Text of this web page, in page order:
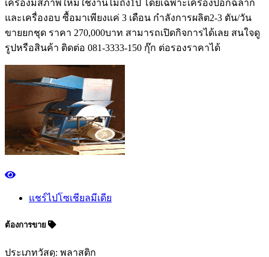
เครื่องมีสภาพใหม่ใช้งานไม่ถึง1ปี โดยเฉพาะเครื่องปอกฉลาก
และเครื่องอบ ซื้อมาเพียงแค่ 3 เดือน กำลังการผลิต2-3 ตัน/วัน
ขายยกชุด ราคา 270,000บาท สามารถเปิดกิจการได้เลย สนใจดู
รูปหรือสินค้า ติดต่อ 081-3333-150 กุ๊ก ต่อรองราคาได้
แชร์ไปโซเชียลมีเดีย
ต้องการขาย
ประเภทวัสดุ: พลาสติก